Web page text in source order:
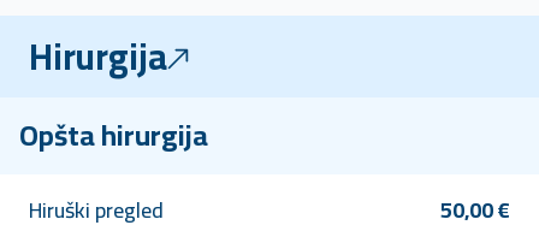
Hirurgija
Opšta hirurgija
Hiruški pregled
50,00 €